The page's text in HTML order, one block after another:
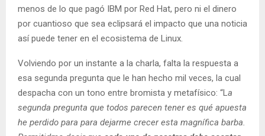
menos de lo que pagó IBM por Red Hat, pero ni el dinero
por cuantioso que sea eclipsará el impacto que una noticia
así puede tener en el ecosistema de Linux.
Volviendo por un instante a la charla, falta la respuesta a
esa segunda pregunta que le han hecho mil veces, la cual
despacha con un tono entre bromista y metafísico: “La
segunda pregunta que todos parecen tener es qué apuesta
he perdido para para dejarme crecer esta magnífica barba.